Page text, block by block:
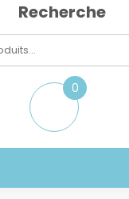
Recherche
0
item